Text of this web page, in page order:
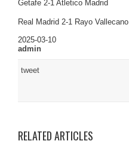
Getafe 2-1 Atletico Madrid
Real Madrid 2-1 Rayo Vallecano
2025-03-10
admin
tweet
RELATED ARTICLES